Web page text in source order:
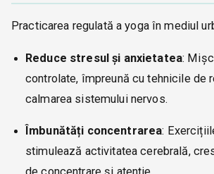
Practicarea regulată a yoga în mediul
Reduce stresul și anxietatea:
controlate, împreună cu tehnicile de
calmarea sistemului nervos.
Îmbunătăți concentrarea:
stimulează activitatea cerebrală,